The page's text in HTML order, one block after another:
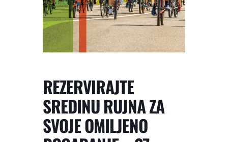
REZERVIRAJTE
SREDINU RUJNA ZA
SVOJE OMILJENO